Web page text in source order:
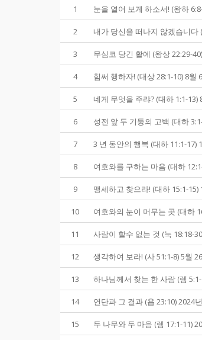
1 눈을 열어 보게 하소서! (왕하
2 내가 당신을 떠나지 않겠습니다
3 무심코 당긴 활에 (왕상 22:29-
4 힘써 행하자! (대상 28:1-10) 8월
5 네게 무엇을 주랴? (대하 1:1-13)
6 성전 앞 두 기둥의 고백 (대하
7 3 년 동안의 행복 (대하 11:1-17)
8 여호와를 구하는 마음 (대하
9 맹세하고 찾으라! (대하 15:1-
10 여호와의 눈이 머무는 곳 (대하
11 사람이 할수 없는 것 (눅 18:18-
12 생각하여 보라! (사 51:1-8) 5월
13 하나님께서 찾는 한 사람 (렘
14 연단과 그 결과 (욥 23:10) 2024
15 두 나무와 두 마음 (렘 17:1-11)